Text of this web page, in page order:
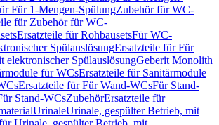
Für 1-Mengen-SpülungZubehör für WC-
für Zubehör für WC-
Ersatzteile für RohbausetsFür WC-
SpülauslösungErsatzteile für Für
elektronischer SpülauslösungGeberit Monolith
für WCsErsatzteile für Sanitärmodule
Ersatzteile für Für Wand-WCsFür Stand-
Stand-WCsZubehörErsatzteile für
UrinaleUrinale, gespülter Betrieb, mit